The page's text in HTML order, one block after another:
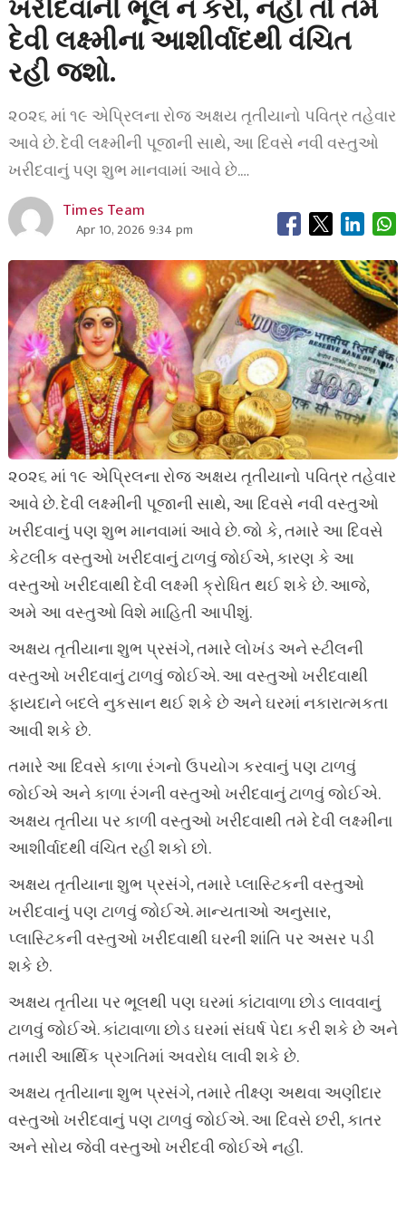
ખરીદવાની ભૂલ ન કરો, નહીં તો તમે
દેવી લક્ષ્મીના આશીર્વાદથી વંચિત
રહી જશો.
૨૦૨૬ માં ૧૯ એપ્રિલના રોજ અક્ષય તૃતીયાનો પવિત્ર તહેવાર
આવે છે. દેવી લક્ષ્મીની પૂજાની સાથે, આ દિવસે નવી વસ્તુઓ
ખરીદવાનું પણ શુભ માનવામાં આવે છે.…
Times Team
Apr 10, 2026 9:34 pm
૨૦૨૬ માં ૧૯ એપ્રિલના રોજ અક્ષય તૃતીયાનો પવિત્ર તહેવાર
આવે છે. દેવી લક્ષ્મીની પૂજાની સાથે, આ દિવસે નવી વસ્તુઓ
ખરીદવાનું પણ શુભ માનવામાં આવે છે. જો કે, તમારે આ દિવસે
કેટલીક વસ્તુઓ ખરીદવાનું ટાળવું જોઈએ, કારણ કે આ
વસ્તુઓ ખરીદવાથી દેવી લક્ષ્મી ક્રોધિત થઈ શકે છે. આજે,
અમે આ વસ્તુઓ વિશે માહિતી આપીશું.
અક્ષય તૃતીયાના શુભ પ્રસંગે, તમારે લોખંડ અને સ્ટીલની
વસ્તુઓ ખરીદવાનું ટાળવું જોઈએ. આ વસ્તુઓ ખરીદવાથી
ફાયદાને બદલે નુકસાન થઈ શકે છે અને ઘરમાં નકારાત્મકતા
આવી શકે છે.
તમારે આ દિવસે કાળા રંગનો ઉપયોગ કરવાનું પણ ટાળવું
જોઈએ અને કાળા રંગની વસ્તુઓ ખરીદવાનું ટાળવું જોઈએ.
અક્ષય તૃતીયા પર કાળી વસ્તુઓ ખરીદવાથી તમે દેવી લક્ષ્મીના
આશીર્વાદથી વંચિત રહી શકો છો.
અક્ષય તૃતીયાના શુભ પ્રસંગે, તમારે પ્લાસ્ટિકની વસ્તુઓ
ખરીદવાનું પણ ટાળવું જોઈએ. માન્યતાઓ અનુસાર,
પ્લાસ્ટિકની વસ્તુઓ ખરીદવાથી ઘરની શાંતિ પર અસર પડી
શકે છે.
અક્ષય તૃતીયા પર ભૂલથી પણ ઘરમાં કાંટાવાળા છોડ લાવવાનું
ટાળવું જોઈએ. કાંટાવાળા છોડ ઘરમાં સંઘર્ષ પેદા કરી શકે છે અને
તમારી આર્થિક પ્રગતિમાં અવરોધ લાવી શકે છે.
અક્ષય તૃતીયાના શુભ પ્રસંગે, તમારે તીક્ષ્ણ અથવા અણીદાર
વસ્તુઓ ખરીદવાનું પણ ટાળવું જોઈએ. આ દિવસે છરી, કાતર
અને સોય જેવી વસ્તુઓ ખરીદવી જોઈએ નહીં.